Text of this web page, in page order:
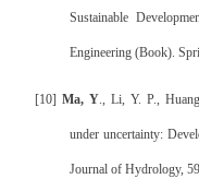
Sustainable
Engineering (Book).
[10] Ma, Y., Li, Y. P.,
under uncertainty:
Journal of Hydrology,